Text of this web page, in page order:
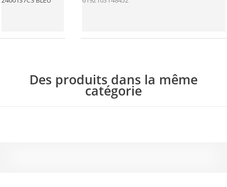
Des produits dans la même
catégorie